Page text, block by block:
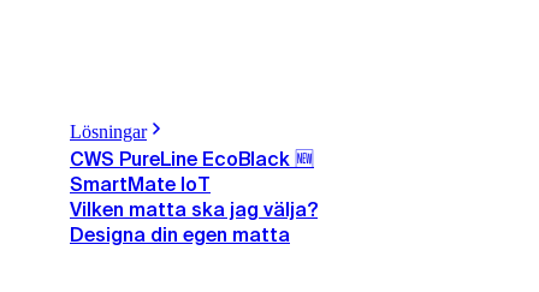
Lösningar
CWS PureLine EcoBlack 🆕
SmartMate IoT
Vilken matta ska jag välja?
Designa din egen matta